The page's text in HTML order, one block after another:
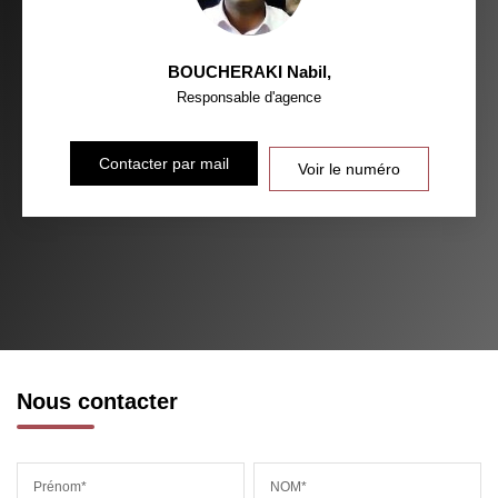
BOUCHERAKI Nabil,
Responsable d'agence
Contacter par mail Voir le numéro
Nous contacter
Prénom* NOM*